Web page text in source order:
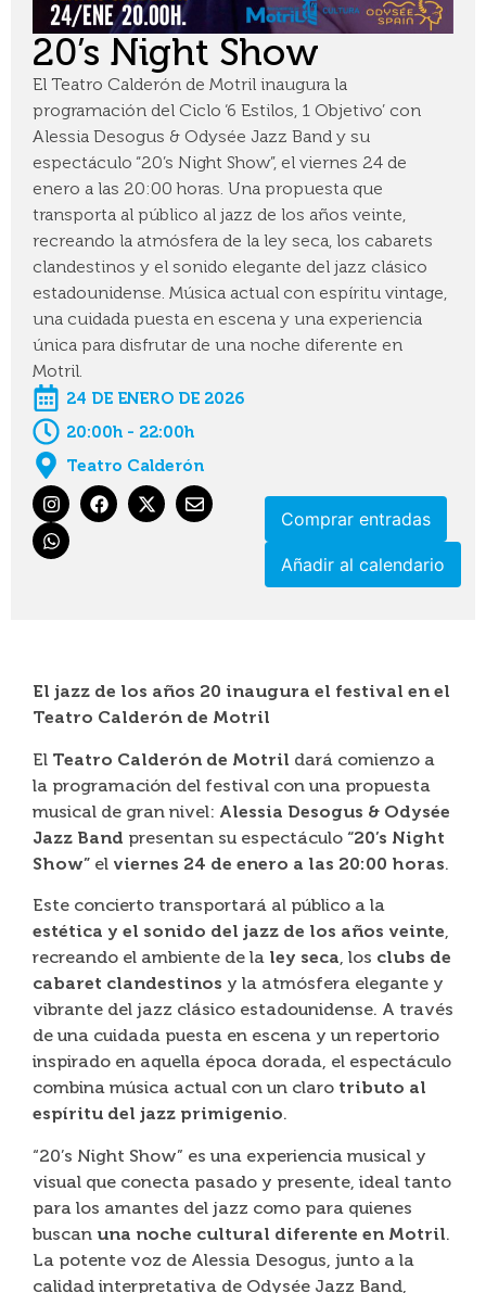
20’s Night Show
El Teatro Calderón de Motril inaugura la
programación del Ciclo ‘6 Estilos, 1 Objetivo’ con
Alessia Desogus & Odysée Jazz Band y su
espectáculo “20’s Night Show”, el viernes 24 de
enero a las 20:00 horas. Una propuesta que
transporta al público al jazz de los años veinte,
recreando la atmósfera de la ley seca, los cabarets
clandestinos y el sonido elegante del jazz clásico
estadounidense. Música actual con espíritu vintage,
una cuidada puesta en escena y una experiencia
única para disfrutar de una noche diferente en
Motril.
24 DE ENERO DE 2026
20:00h - 22:00h
Teatro Calderón
Comprar entradas
Añadir al calendario
El jazz de los años 20 inaugura el festival en el
Teatro Calderón de Motril
El Teatro Calderón de Motril dará comienzo a
la programación del festival con una propuesta
musical de gran nivel: Alessia Desogus & Odysée
Jazz Band presentan su espectáculo “20’s Night
Show” el viernes 24 de enero a las 20:00 horas.
Este concierto transportará al público a la
estética y el sonido del jazz de los años veinte,
recreando el ambiente de la ley seca, los clubs de
cabaret clandestinos y la atmósfera elegante y
vibrante del jazz clásico estadounidense. A través
de una cuidada puesta en escena y un repertorio
inspirado en aquella época dorada, el espectáculo
combina música actual con un claro tributo al
espíritu del jazz primigenio.
“20’s Night Show” es una experiencia musical y
visual que conecta pasado y presente, ideal tanto
para los amantes del jazz como para quienes
buscan una noche cultural diferente en Motril.
La potente voz de Alessia Desogus, junto a la
calidad interpretativa de Odysée Jazz Band,